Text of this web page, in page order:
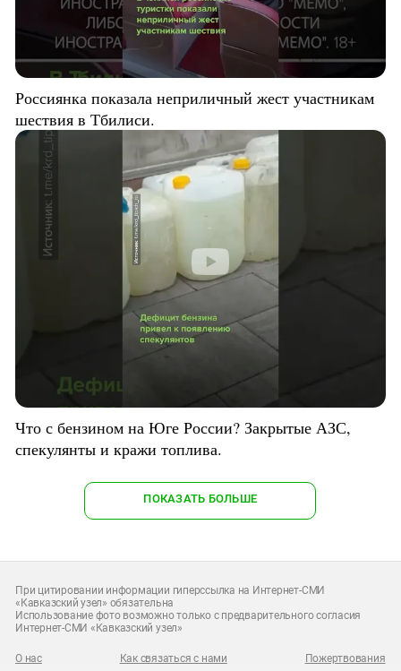
Россиянка показала неприличный жест участникам
шествия в Тбилиси.
Что с бензином на Юге России? Закрытые АЗС,
спекулянты и кражи топлива.
ПОКАЗАТЬ БОЛЬШЕ
При цитировании информации гиперссылка на Интернет-СМИ
«Кавказский узел» обязательна
Использование фото возможно только с предварительного согласия
Интернет-СМИ «Кавказский узел»
О нас Как связаться с нами Пожертвования